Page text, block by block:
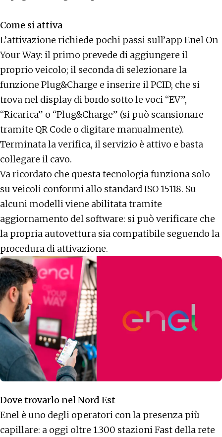
Come si attiva
L’attivazione richiede pochi passi sull’app Enel On
Your Way: il primo prevede di aggiungere il
proprio veicolo; il seconda di selezionare la
funzione Plug&Charge e inserire il PCID, che si
trova nel display di bordo sotto le voci “EV”,
“Ricarica” o “Plug&Charge” (si può scansionare
tramite QR Code o digitare manualmente).
Terminata la verifica, il servizio è attivo e basta
collegare il cavo.
Va ricordato che questa tecnologia funziona solo
su veicoli conformi allo standard ISO 15118. Su
alcuni modelli viene abilitata tramite
aggiornamento del software: si può verificare che
la propria autovettura sia compatibile seguendo la
procedura di attivazione.
Dove trovarlo nel Nord Est
Enel è uno degli operatori con la presenza più
capillare: a oggi oltre 1.300 stazioni Fast della rete